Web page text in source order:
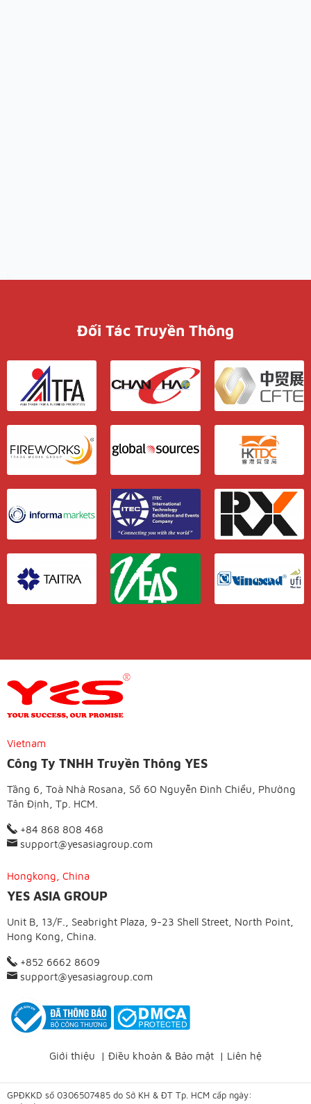
Đối Tác Truyền Thông
Vietnam
Công Ty TNHH Truyền Thông YES
Tầng 6, Toà Nhà Rosana, Số 60 Nguyễn Đình Chiểu, Phường
Tân Định, Tp. HCM.
+84 868 808 468
support@yesasiagroup.com
Hongkong, China
YES ASIA GROUP
Unit B, 13/F., Seabright Plaza, 9-23 Shell Street, North Point,
Hong Kong, China.
+852 6662 8609
support@yesasiagroup.com
Giới thiệu | Điều khoản & Bảo mật | Liên hệ
GPĐKKD số 0306507485 do Sở KH & ĐT Tp. HCM cấp ngày: